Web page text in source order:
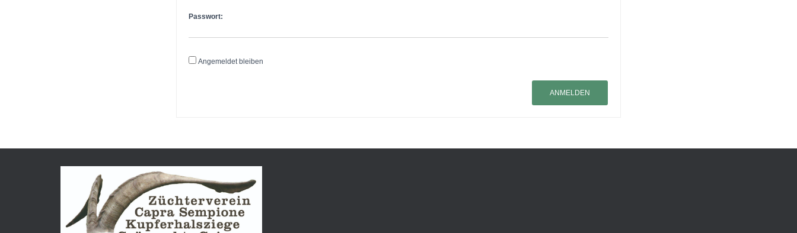
Passwort:
Angemeldet bleiben
ANMELDEN